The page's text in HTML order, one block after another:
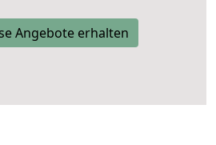
Angebote erhalten